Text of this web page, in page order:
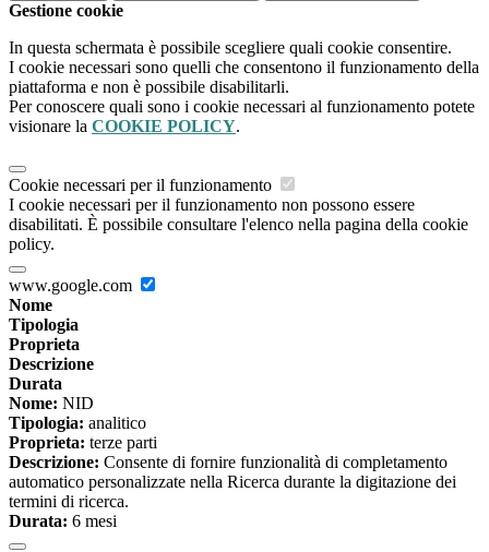
Gestione cookie
In questa schermata è possibile scegliere quali cookie consentire.
I cookie necessari sono quelli che consentono il funzionamento della
piattaforma e non è possibile disabilitarli.
Per conoscere quali sono i cookie necessari al funzionamento potete
visionare la COOKIE POLICY.
Cookie necessari per il funzionamento
I cookie necessari per il funzionamento non possono essere
disabilitati. È possibile consultare l'elenco nella pagina della cookie
policy.
www.google.com
Nome
Tipologia
Proprieta
Descrizione
Durata
Nome: NID
Tipologia: analitico
Proprieta: terze parti
Descrizione: Consente di fornire funzionalità di completamento
automatico personalizzate nella Ricerca durante la digitazione dei
termini di ricerca.
Durata: 6 mesi